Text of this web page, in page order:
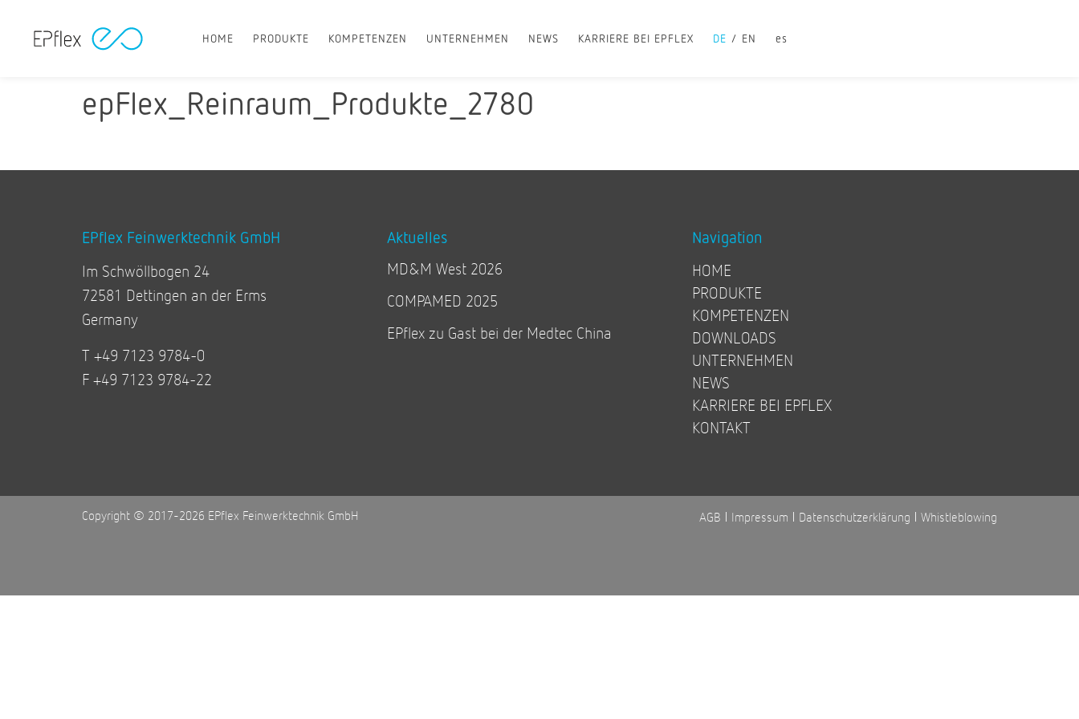
HOME PRODUKTE KOMPETENZEN UNTERNEHMEN NEWS KARRIERE BEI EPFLEX DE EN es
epFlex_Reinraum_Produkte_2780
EPflex Feinwerktechnik GmbH
Im Schwöllbogen 24
72581 Dettingen an der Erms
Germany
T +49 7123 9784-0
F +49 7123 9784-22
Aktuelles
MD&M West 2026
COMPAMED 2025
EPflex zu Gast bei der Medtec China
Navigation
HOME
PRODUKTE
KOMPETENZEN
DOWNLOADS
UNTERNEHMEN
NEWS
KARRIERE BEI EPFLEX
KONTAKT
Copyright © 2017-2026 EPflex Feinwerktechnik GmbH AGB Impressum Datenschutzerklärung Whistleblowing